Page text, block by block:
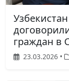
граждан в
23.03.2026 •